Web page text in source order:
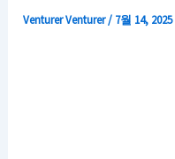
VenturerVenturer/ 7월 14, 2025